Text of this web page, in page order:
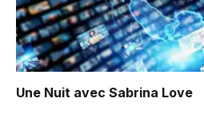
Une Nuit avec Sabrina Love